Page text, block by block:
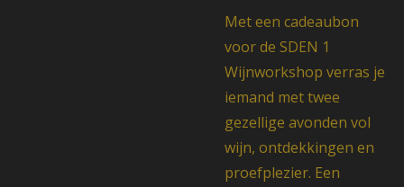
Met een cadeaubon
voor de SDEN 1
Wijnworkshop verras je
iemand met twee
gezellige avonden vol
wijn, ontdekkingen en
proefplezier. Een